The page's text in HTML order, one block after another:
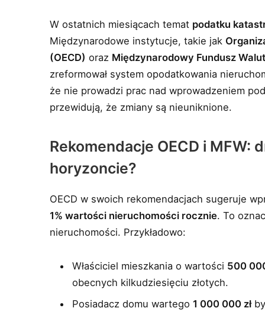
W ostatnich miesiącach temat podatku
Międzynarodowe instytucje, takie jak
(OECD) oraz Międzynarodowy Fundusz
zreformował system opodatkowania
że nie prowadzi prac nad wprowadzeniem
przewidują, że zmiany są nieuniknione.
Rekomendacje OECD i MFW:
horyzoncie?
OECD w swoich rekomendacjach sugeruje
1% wartości nieruchomości rocznie. To
nieruchomości. Przykładowo:
Właściciel mieszkania o wartości 500
obecnych kilkudziesięciu złotych.
Posiadacz domu wartego1 000 000 zł